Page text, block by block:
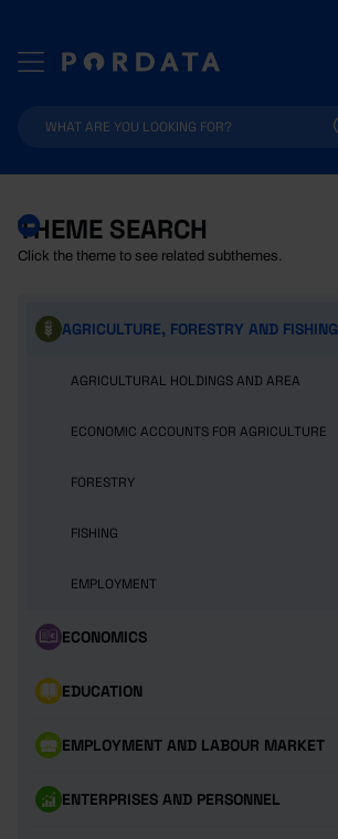
THEME SEARCH
Click the theme to see related subthemes.
AGRICULTURE, FORESTRY AND FISHING
AGRICULTURAL HOLDINGS AND AREA
ECONOMIC ACCOUNTS FOR AGRICULTURE
FORESTRY
FISHING
EMPLOYMENT
ECONOMICS
EDUCATION
EMPLOYMENT AND LABOUR MARKET
ENTERPRISES AND PERSONNEL